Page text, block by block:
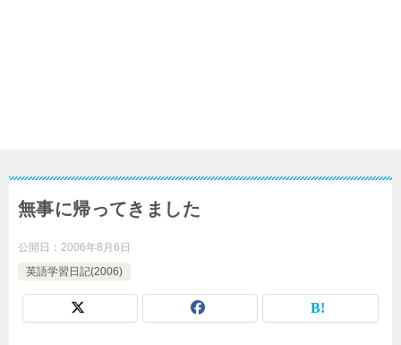
無事に帰ってきました
公開日： 2006年8月6日
英語学習日記(2006)